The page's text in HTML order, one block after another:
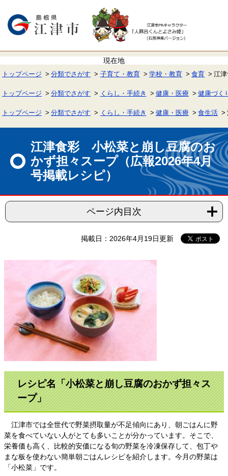
で
ば
本
へ
トップページ 分類でさがす 子育て・教育 学校・教育 食育 江
トップページ 分類でさがす くらし・手続き 健康・医療 健康づく
トップページ 分類でさがす くらし・手続き 健康・医療 食生活
江津食彩 小松菜と崩し豆腐のお
かず担々スープ（広報2026年4月
号掲載レシピ）
ページ内目次
掲載日：2026年4月19日更新
レシピ名「小松菜と崩し豆腐のおかず担々ス
ープ」
江津市では全世代で野菜摂取量が不足傾向にあり、朝ごはんに野
菜を食べていない人がとても多いことが分かっています。そこで、
栄養価も高く、比較的安価になる旬の野菜を冷凍保存して、包丁や
まな板を使わない簡単朝ごはんレシピを紹介します。今月の野菜は
「小松菜」です。